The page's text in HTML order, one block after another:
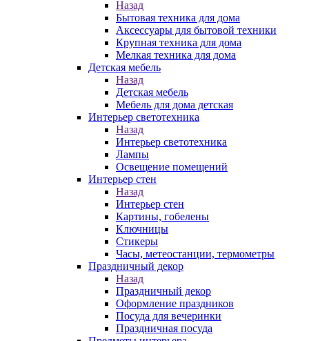
Назад
Бытовая техника для дома
Аксессуары для бытовой техники
Крупная техника для дома
Мелкая техника для дома
Детская мебель
Назад
Детская мебель
Мебель для дома детская
Интерьер светотехника
Назад
Интерьер светотехника
Лампы
Освещение помещений
Интерьер стен
Назад
Интерьер стен
Картины, гобелены
Ключницы
Стикеры
Часы, метеостанции, термометры
Праздничный декор
Назад
Праздничный декор
Оформление праздников
Посуда для вечеринки
Праздничная посуда